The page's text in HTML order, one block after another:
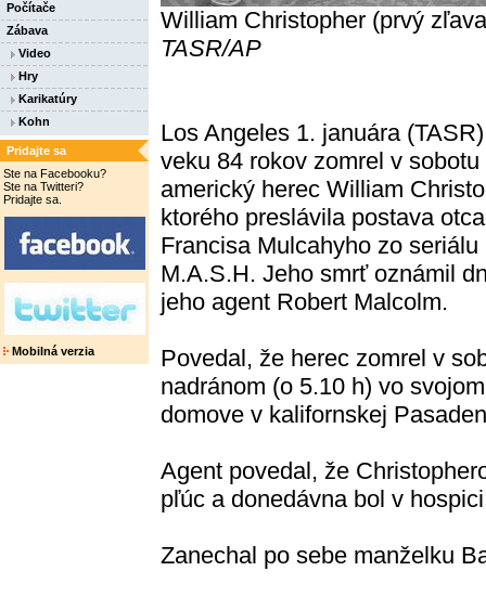
Počítače
Zábava
Video
Hry
Karikatúry
Kohn
Pridajte sa
Ste na Facebooku?
Ste na Twitteri?
Pridajte sa.
Mobilná verzia
William Christopher (prvý
TASR/AP
Los Angeles 1. januára
veku 84 rokov zomrel v sobotu
americký herec William
ktorého preslávila postava otca
Francisa Mulcahyho zo seriálu
M.A.S.H. Jeho smrť oznámil
jeho agent Robert Malcolm.
Povedal, že herec zomrel v
nadránom (o 5.10 h) vo svojom
domove v kalifornskej
Agent povedal, že
pľúc a donedávna bol v
Zanechal po sebe manželku